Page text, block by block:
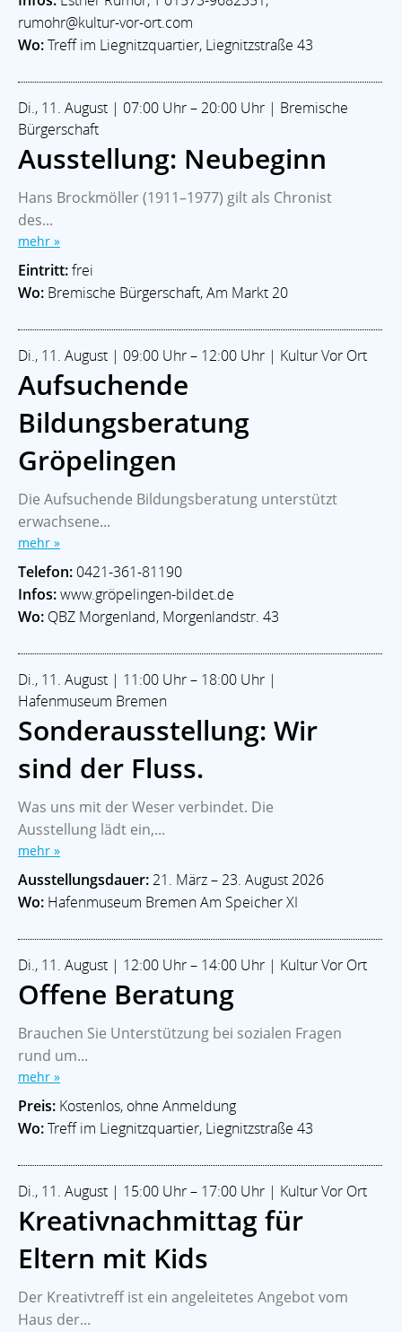
rumohr@kultur-vor-ort.com
Wo:Treff im Liegnitzquartier, Liegnitzstraße 43
Di., 11. August | 07:00 Uhr – 20:00 Uhr | Bremische
Bürgerschaft
Ausstellung: Neubeginn
Hans Brockmöller (1911–1977) gilt als Chronist
des...
mehr »
Eintritt:frei
Wo: Bremische Bürgerschaft, Am Markt 20
Di., 11. August | 09:00 Uhr – 12:00 Uhr | Kultur Vor Ort
Aufsuchende
Bildungsberatung
Gröpelingen
Die Aufsuchende Bildungsberatung unterstützt
erwachsene...
mehr »
Telefon: 0421-361-81190
Infos:www.gröpelingen-bildet.de
Wo: QBZ Morgenland, Morgenlandstr. 43
Di., 11. August | 11:00 Uhr – 18:00 Uhr |
Hafenmuseum Bremen
Sonderausstellung: Wir
sind der Fluss.
Was uns mit der Weser verbindet. Die
Ausstellung lädt ein,...
mehr »
Ausstellungsdauer:21. März – 23. August 2026
Wo: Hafenmuseum Bremen Am Speicher XI
Di., 11. August | 12:00 Uhr – 14:00 Uhr | Kultur Vor Ort
Offene Beratung
Brauchen Sie Unterstützung bei sozialen Fragen
rund um...
mehr »
Preis: Kostenlos, ohne Anmeldung
Wo:Treff im Liegnitzquartier, Liegnitzstraße 43
Di., 11. August | 15:00 Uhr – 17:00 Uhr | Kultur Vor Ort
Kreativnachmittag für
Eltern mit Kids
Der Kreativtreff ist ein angeleitetes Angebot vom
Haus der...